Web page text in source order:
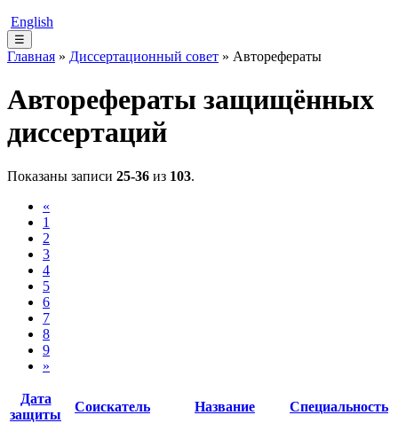
English
☰
Главная » Диссертационный совет » Авторефераты
Авторефераты защищённых
диссертаций
Показаны записи 25-36 из 103.
«
1
2
3
4
5
6
7
8
9
»
Дата
защиты
Соискатель Название Специальность